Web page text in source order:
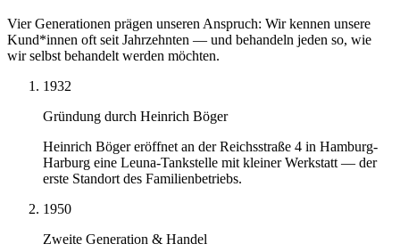
Vier Generationen prägen unseren Anspruch: Wir kennen unsere
Kund*innen oft seit Jahrzehnten — und behandeln jeden so, wie
wir selbst behandelt werden möchten.
1932
Gründung durch Heinrich Böger
Heinrich Böger eröffnet an der Reichsstraße 4 in Hamburg-
Harburg eine Leuna-Tankstelle mit kleiner Werkstatt — der
erste Standort des Familienbetriebs.
1950
Zweite Generation & Handel